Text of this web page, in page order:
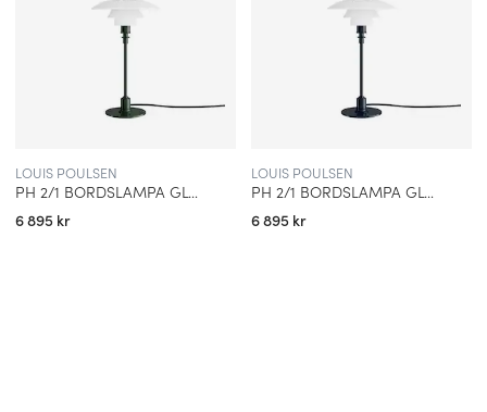
LOUIS POULSEN
PH 2/1 BORDSLAMPA GLOSSY DEEP GREEN
6 895 kr
LOUIS POULSEN
PH 2/1 BORDSLAMPA GLOSSY DEEP BLUE
6 895 kr